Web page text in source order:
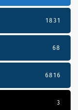
1831
68
6816
3